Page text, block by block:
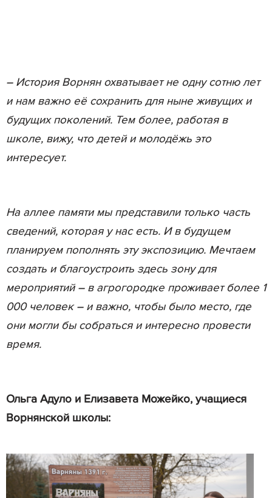
–История Ворнян охватывает не одну сотню лет
и нам важно её сохранить для ныне живущих и
будущих поколений. Тем более, работая в
школе, вижу, что детей и молодёжь это
интересует.
На аллее памяти мы представили только часть
сведений, которая у нас есть. И в будущем
планируем пополнять эту экспозицию. Мечтаем
создать и благоустроить здесь зону для
мероприятий – в агрогородке проживает более 1
000 человек – и важно, чтобы было место, где
они могли бы собраться и интересно провести
время.
Ольга Адуло и Елизавета Можейко, учащиеся
Ворнянской школы: